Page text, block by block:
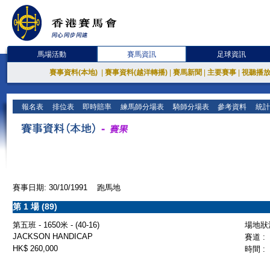
馬場活動 賽馬資訊 足球資訊
賽事資料(本地) 賽事資料(越洋轉播) 賽馬新聞 主要賽事 視聽播
報名表 排位表 即時賠率 練馬師分場表 騎師分場表 參考資料 統
賽事日期: 30/10/1991 跑馬地
第 1 場 (89)
第五班 - 1650米 - (40-16)
場地
JACKSON HANDICAP
賽道 :
HK$ 260,000
時間 :